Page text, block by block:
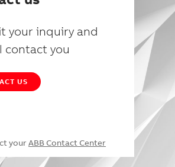
your inquiry and
contact you
US
your ABB Contact Center